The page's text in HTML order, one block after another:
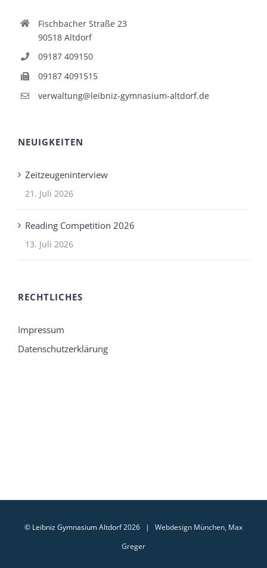
Fischbacher Straße 23
90518 Altdorf
09187 409150
09187 4091515
verwaltung@leibniz-gymnasium-altdorf.de
NEUIGKEITEN
Zeitzeugeninterview
21. Juli 2026
Reading Competition 2026
13. Juli 2026
RECHTLICHES
Impressum
Datenschutzerklärung
© Leibniz Gymnasium Altdorf 2026 | Webdesign München, Max
Greger